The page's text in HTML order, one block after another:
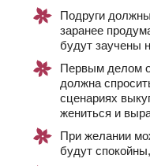
Подруги
заранее
будут заучены
Первым делом
должна
сценариях
жениться и
При желании
будут